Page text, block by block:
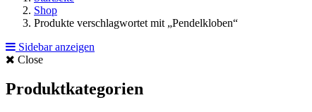
Shop
Produkte verschlagwortet mit „Pendelkloben“
Sidebar anzeigen
Close
Produktkategorien